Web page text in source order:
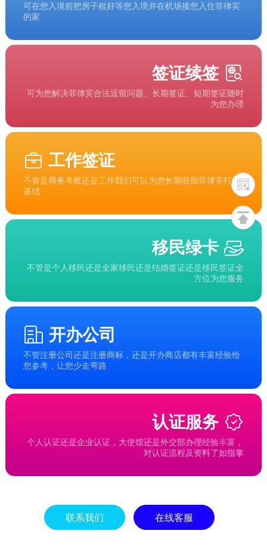
可在您入境前把房子租好等您入境并在机场接您入住菲律宾
的家
签证续签
可为您解决菲律宾合法逗留问题、长期签证、短期签证随时
为您办理
工作签证
不管是商务考察还是工作我们可以为您长期驻留菲律宾打下
基础
移民绿卡
不管是个人移民还是全家移民还是结婚签证还是移民签证全
方位为您服务
开办公司
不管注册公司还是注册商标，还是开办商店都有丰富经验给
您参考，让您少走弯路
认证服务
个人认证还是企业认证，大使馆还是外交部办理经验丰富，
对认证流程及资料了如指掌
联系我们 在线客服